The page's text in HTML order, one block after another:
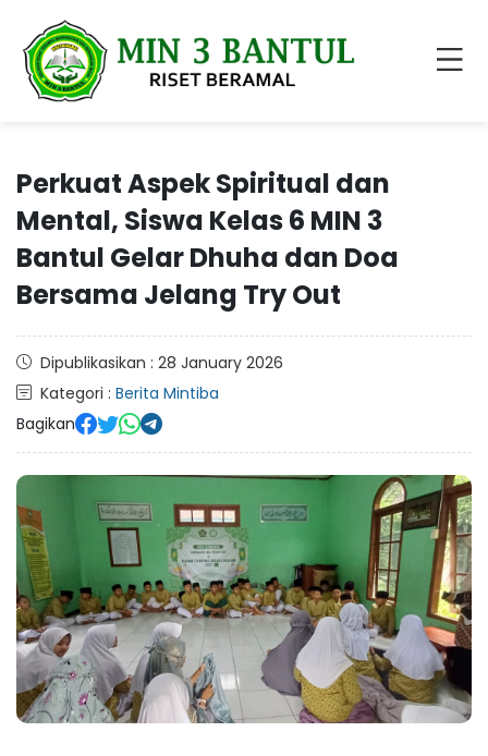
​Perkuat Aspek Spiritual dan
Mental, Siswa Kelas 6 MIN 3
Bantul Gelar Dhuha dan Doa
Bersama Jelang Try Out
Dipublikasikan : 28 January 2026
Kategori : Berita Mintiba
Bagikan